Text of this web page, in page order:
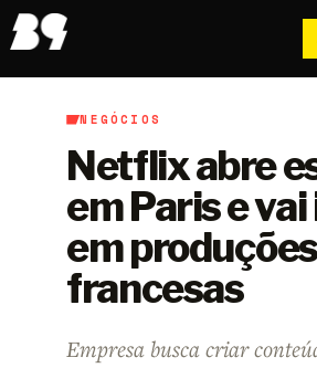
B9/Negócios
NEGÓCIOS
Netflix abre
em Paris e
em produções
francesas
Empresa busca criar